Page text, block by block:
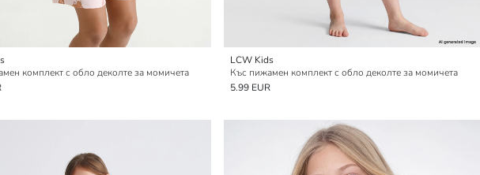
комплект с обло деколте за момичета
LCW Kids
Къс пижамен комплект с обло деколте за момичета
5.99 EUR